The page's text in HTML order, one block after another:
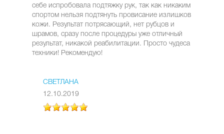
себе испробовала подтяжку рук, так как никаким
спортом нельзя подтянуть провисание излишков
кожи. Результат потрясающий, нет рубцов и
шрамов, сразу после процедуры уже отличный
результат, никакой реабилитации. Просто чудеса
техники! Рекомендую!
СВЕТЛАНА
12.10.2019